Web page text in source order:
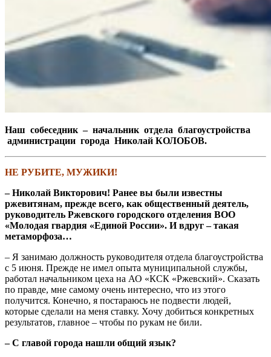
Наш собеседник – начальник отдела благоустройства
администрации города Николай КОЛОБОВ.
НЕ РУБИТЕ, МУЖИКИ!
– Николай Викторович! Ранее вы были известны
ржевитянам, прежде всего, как общественный деятель,
руководитель Ржевского городского отделения ВОО
«Молодая гвардия «Единой России». И вдруг – такая
метаморфоза…
– Я занимаю должность руководителя отдела благоустройства
с 5 июня. Прежде не имел опыта муниципальной службы,
работал начальником цеха на АО «КСК «Ржевский». Сказать
по правде, мне самому очень интересно, что из этого
получится. Конечно, я постараюсь не подвести людей,
которые сделали на меня ставку. Хочу добиться конкретных
результатов, главное – чтобы по рукам не били.
– С главой города нашли общий язык?